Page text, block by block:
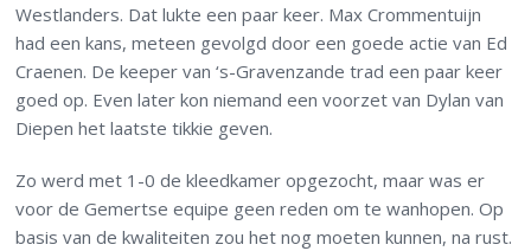
Westlanders. Dat lukte een paar keer. Max Crommentuijn
had een kans, meteen gevolgd door een goede actie van Ed
Craenen. De keeper van ‘s-Gravenzande trad een paar keer
goed op. Even later kon niemand een voorzet van Dylan van
Diepen het laatste tikkie geven.
Zo werd met 1-0 de kleedkamer opgezocht, maar was er
voor de Gemertse equipe geen reden om te wanhopen. Op
basis van de kwaliteiten zou het nog moeten kunnen, na rust.